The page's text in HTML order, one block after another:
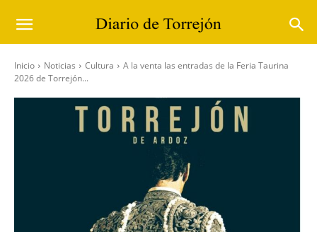
Inicio Noticias Cultura
A la venta las entradas de la Feria Taurina
2026 de Torrejón...